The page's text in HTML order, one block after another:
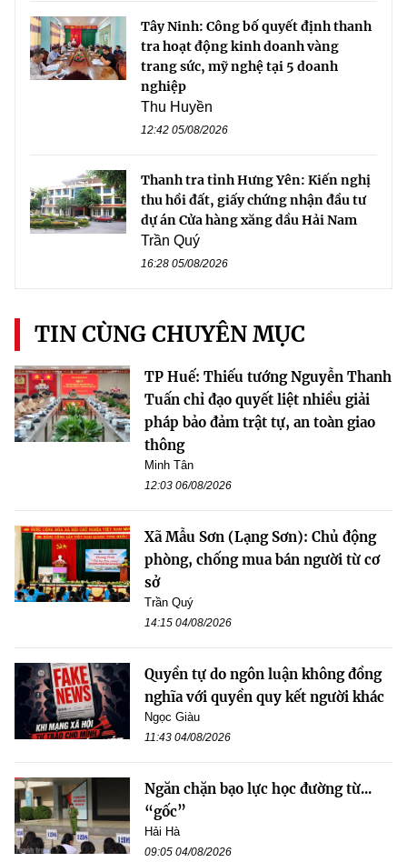
Tây Ninh: Công bố quyết định thanh
tra hoạt động kinh doanh vàng
trang sức, mỹ nghệ tại 5 doanh
nghiệp
Thu Huyền
12:42 05/08/2026
Thanh tra tỉnh Hưng Yên: Kiến nghị
thu hồi đất, giấy chứng nhận đầu tư
dự án Cửa hàng xăng dầu Hải Nam
Trần Quý
16:28 05/08/2026
TIN CÙNG CHUYÊN MỤC
TP Huế: Thiếu tướng Nguyễn Thanh
Tuấn chỉ đạo quyết liệt nhiều giải
pháp bảo đảm trật tự, an toàn giao
thông
Minh Tân
12:03 06/08/2026
Xã Mẫu Sơn (Lạng Sơn): Chủ động
phòng, chống mua bán người từ cơ
sở
Trần Quý
14:15 04/08/2026
Quyền tự do ngôn luận không đồng
nghĩa với quyền quy kết người khác
Ngọc Giàu
11:43 04/08/2026
Ngăn chặn bạo lực học đường từ...
“gốc”
Hải Hà
09:05 04/08/2026